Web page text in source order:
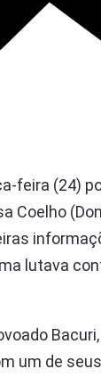
feira (24)
Coelho
lutava
um de